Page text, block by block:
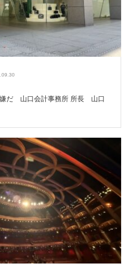
だ 山口会計事務所 所長 山口